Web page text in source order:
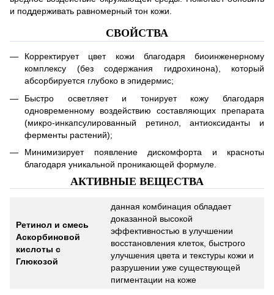
и поддерживать равномерный тон кожи.
СВОЙСТВА
Корректирует цвет кожи благодаря биоинженерному
комплексу (без содержания гидрохинона), который
абсорбируется глубоко в эпидермис;
Быстро осветляет и тонирует кожу благодаря
одновременному воздействию составляющих препарата
(микро-инкапсулированный ретинол, антиоксиданты и
ферменты растений);
Минимизирует появление дискомфорта и красноты
благодаря уникальной проникающей формуле.
АКТИВНЫЕ ВЕЩЕСТВА
Ретинол и смесь
Аскорбиновой
кислоты с
Глюкозой
данная комбинация обладает
доказанной высокой
эффективностью в улучшении
восстановления клеток, быстрого
улучшения цвета и текстуры кожи и
разрушении уже существующей
пигментации на коже